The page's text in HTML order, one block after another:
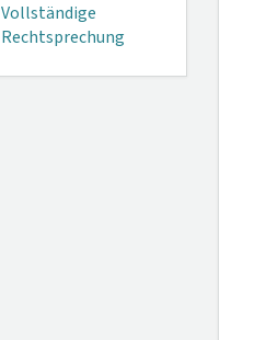
Vollständige
Rechtsprechung